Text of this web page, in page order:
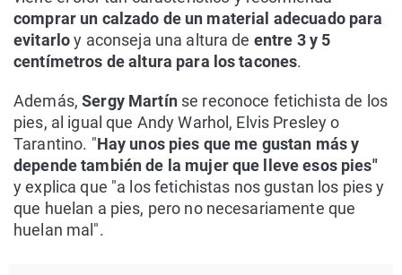
comprar un calzado de un material adecuado para
evitarloy aconseja una altura de entre 3 y 5
centímetros de altura para los tacones.
Además,Sergy Martínse reconoce fetichista de los
pies, al igual que Andy Warhol, Elvis Presley o
Tarantino. "Hay unos pies que me gustan más y
depende también de la mujer que lleve esos pies"
y explica que "a los fetichistas nos gustan los pies y
que huelan a pies, pero no necesariamente que
huelan mal".